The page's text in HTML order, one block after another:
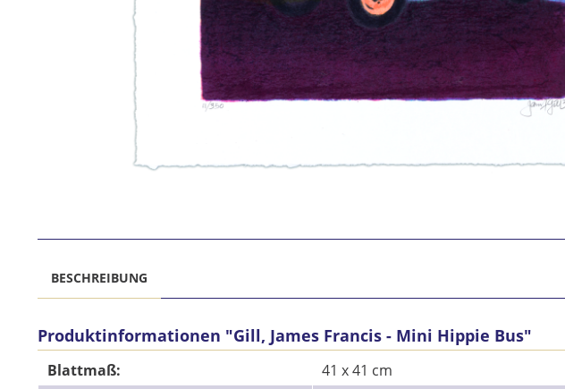
BESCHREIBUNG
Produktinformationen "Gill, James Francis - Mini Hippie Bus"
Blattmaß:
41 x 41 cm